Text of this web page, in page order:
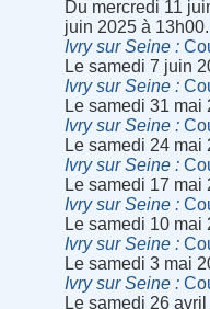
Du mercredi 11
juin 2025 à 13h00.
Ivry sur Seine
Le samedi 7 juin
Ivry sur Seine
Le samedi 31 mai
Ivry sur Seine
Le samedi 24 mai
Ivry sur Seine
Le samedi 17 mai
Ivry sur Seine
Le samedi 10 mai
Ivry sur Seine
Le samedi 3 mai
Ivry sur Seine
Le samedi 26